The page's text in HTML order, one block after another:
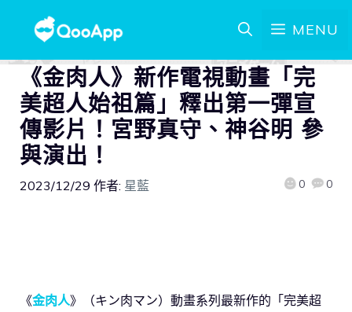
MENU
《金肉人》新作電視動畫「完
美超人始祖篇」釋出第一彈宣
傳影片！宮野真守、神谷明 參
與演出！
2023/12/29 作者: 星藍 0 0
《金肉人》（キン肉マン）動畫系列最新作的「完美超